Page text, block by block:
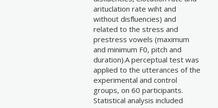
arituclation rate wiht and
without disfluencies) and
related to the stress and
prestress vowels (maximum
and minimum F0, pitch and
duration).A perceptual test was
applied to the utterances of the
experimental and control
groups, on 60 participants.
Statistical analysis included